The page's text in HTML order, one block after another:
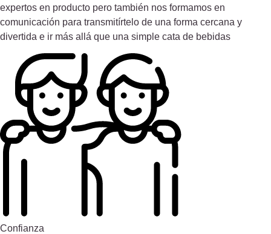
expertos en producto pero también nos formamos en
comunicación para transmitírtelo de una forma cercana y
divertida e ir más allá que una simple cata de bebidas
Confianza